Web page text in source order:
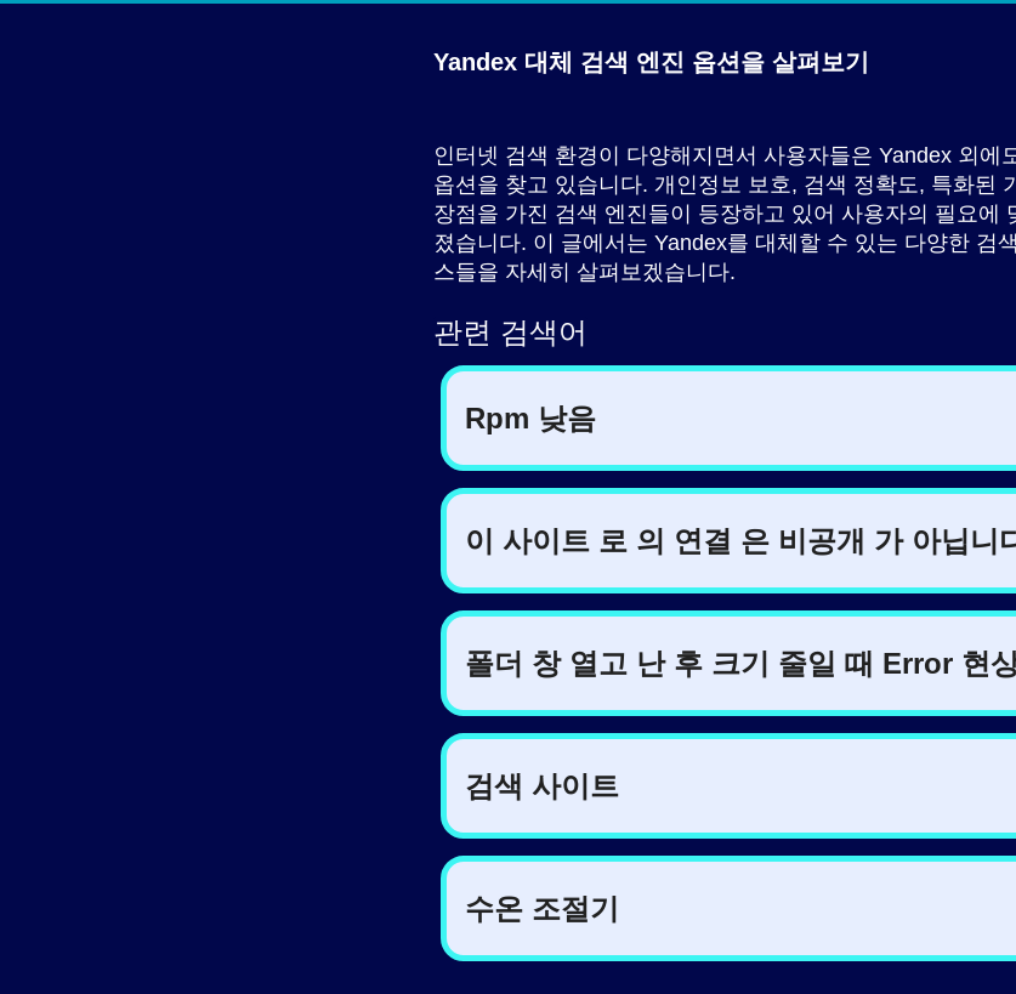
Yandex 대체 검색 엔진 옵션을 살펴보기
인터넷 검색 환경이 다양해지면서 사용자들은 Yandex 외에
옵션을 찾고 있습니다. 개인정보 보호, 검색 정확도, 특화된
장점을 가진 검색 엔진들이 등장하고 있어 사용자의 필요에
졌습니다. 이 글에서는 Yandex를 대체할 수 있는 다양한 검
스들을 자세히 살펴보겠습니다.